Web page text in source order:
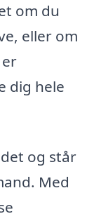
om du
eller om
dig hele
og står
Med